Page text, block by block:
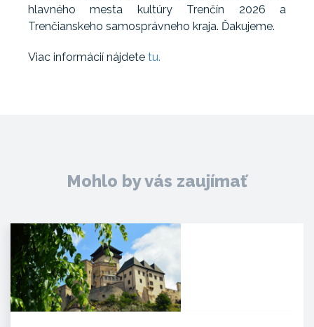
hlavného mesta kultúry Trenčín 2026 a
Trenčianskeho samosprávneho kraja. Ďakujeme.‍
Viac informácií nájdete tu.
Mohlo by vás zaujímať